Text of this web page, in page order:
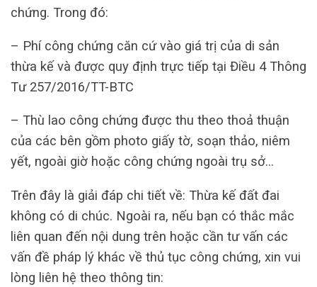
chứng. Trong đó:
– Phí công chứng căn cứ vào giá trị của di sản
thừa kế và được quy định trực tiếp tại Điều 4 Thông
Tư 257/2016/TT-BTC
– Thù lao công chứng được thu theo thoả thuận
của các bên gồm photo giấy tờ, soạn thảo, niêm
yết, ngoài giờ hoặc công chứng ngoài trụ sở…
Trên đây là giải đáp chi tiết về: Thừa kế đất đai
không có di chúc. Ngoài ra, nếu bạn có thắc mắc
liên quan đến nội dung trên hoặc cần tư vấn các
vấn đề pháp lý khác về thủ tục công chứng, xin vui
lòng liên hệ theo thông tin: